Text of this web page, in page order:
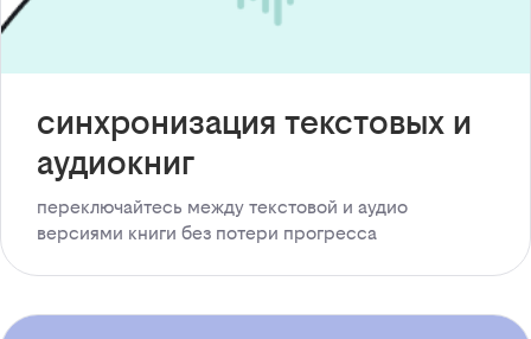
синхронизация текстовых и
аудиокниг
переключайтесь между текстовой и аудио
версиями книги без потери прогресса